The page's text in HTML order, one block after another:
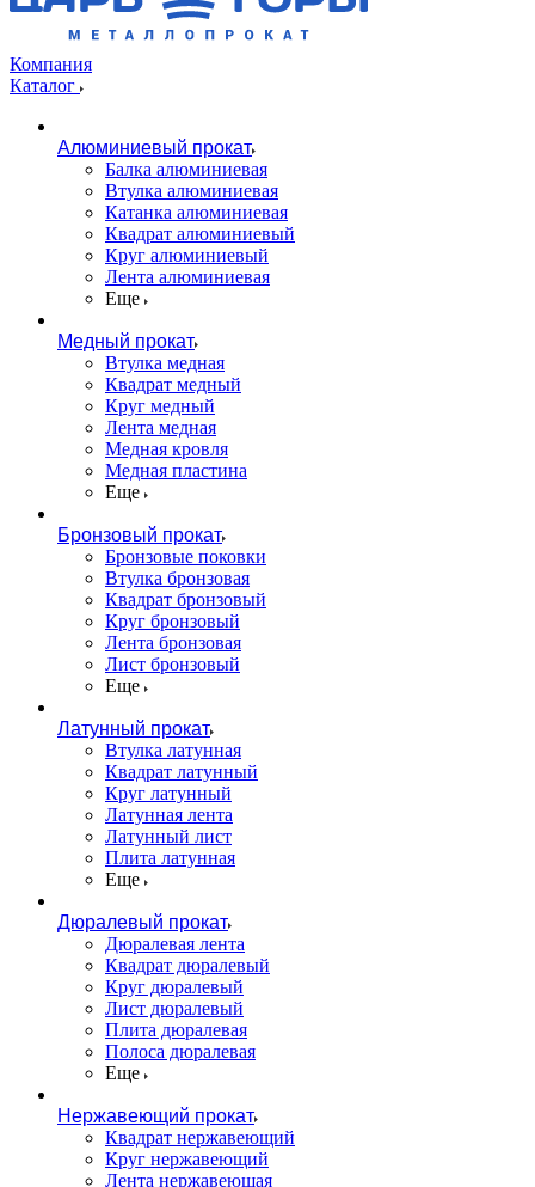
Компания
Каталог
Алюминиевый прокат
Балка алюминиевая
Втулка алюминиевая
Катанка алюминиевая
Квадрат алюминиевый
Круг алюминиевый
Лента алюминиевая
Еще
Медный прокат
Втулка медная
Квадрат медный
Круг медный
Лента медная
Медная кровля
Медная пластина
Еще
Бронзовый прокат
Бронзовые поковки
Втулка бронзовая
Квадрат бронзовый
Круг бронзовый
Лента бронзовая
Лист бронзовый
Еще
Латунный прокат
Втулка латунная
Квадрат латунный
Круг латунный
Латунная лента
Латунный лист
Плита латунная
Еще
Дюралевый прокат
Дюралевая лента
Квадрат дюралевый
Круг дюралевый
Лист дюралевый
Плита дюралевая
Полоса дюралевая
Еще
Нержавеющий прокат
Квадрат нержавеющий
Круг нержавеющий
Лента нержавеющая